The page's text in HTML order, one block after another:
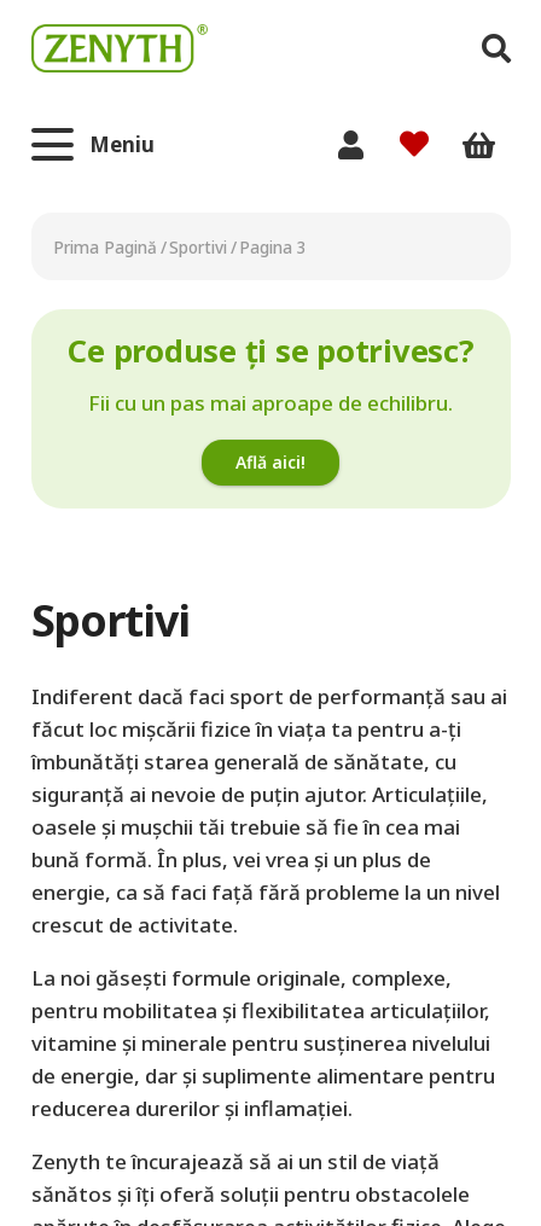
Meniu
Prima Pagină /Sportivi /Pagina 3
Sportivi
Indiferent dacă faci sport de performanță sau ai
făcut loc mișcării fizice în viața ta pentru a-ți
îmbunătăți starea generală de sănătate, cu
siguranță ai nevoie de puțin ajutor. Articulațiile,
oasele și mușchii tăi trebuie să fie în cea mai
bună formă. În plus, vei vrea și un plus de
energie, ca să faci față fără probleme la un nivel
crescut de activitate.
La noi găsești formule originale, complexe,
pentru mobilitatea și flexibilitatea articulațiilor,
vitamine și minerale pentru susținerea nivelului
de energie, dar și suplimente alimentare pentru
reducerea durerilor și inflamației.
Zenyth te încurajează să ai un stil de viață
sănătos și îți oferă soluții pentru obstacolele
Ce produse ți se potrivesc?
Fii cu un pas mai aproape de echilibru.
Află aici!